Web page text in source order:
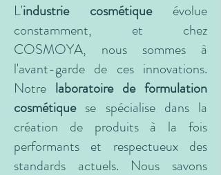
L'industrie cosmétiqueévolue
constamment, et chez
COSMOYA, nous sommes à
l'avant-garde de ces innovations.
Notre laboratoire de formulation
cosmétiquese spécialise dans la
création de produits à la fois
performants et respectueux des
standards actuels. Nous savons